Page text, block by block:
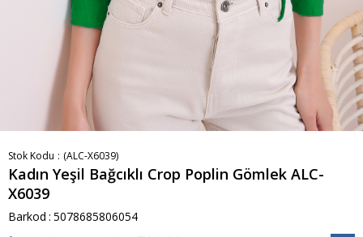
Stok Kodu (ALC-X6039)
Kadın Yeşil Bağcıklı Crop Poplin Gömlek ALC-
X6039
Barkod : 5078685806054